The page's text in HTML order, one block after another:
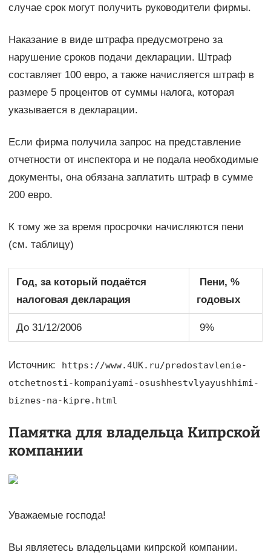
случае срок могут получить руководители фирмы.
Наказание в виде штрафа предусмотрено за
нарушение сроков подачи декларации. Штраф
составляет 100 евро, а также начисляется штраф в
размере 5 процентов от суммы налога, которая
указывается в декларации.
Если фирма получила запрос на представление
отчетности от инспектора и не подала необходимые
документы, она обязана заплатить штраф в сумме
200 евро.
К тому же за время просрочки начисляются пени
(см. таблицу)
Год, за который подаётся
налоговая декларация
Пени, %
годовых
До 31/12/2006 9%
Источник:
https://www.4UK.ru/predostavlenie-
otchetnosti-kompaniyami-osushhestvlyayushhimi-
biznes-na-kipre.html
Памятка для владельца Кипрской
компании
Уважаемые господа!
Вы являетесь владельцами кипрской компании.